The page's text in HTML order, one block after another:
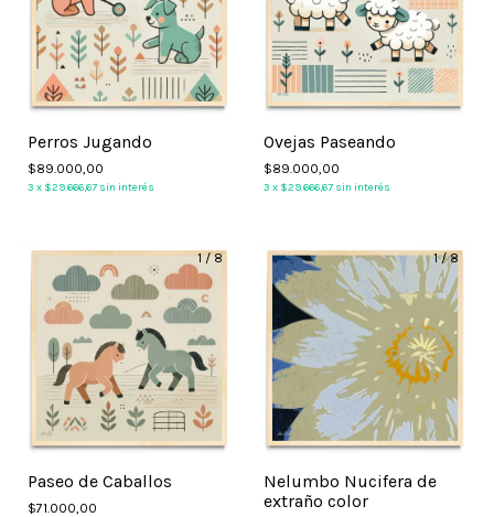
Perros Jugando
$89.000,00
3 x $29.666,67 sin interés
Ovejas Paseando
$89.000,00
3 x $29.666,67 sin interés
1/8
Paseo de Caballos
$71.000,00
1/8
Nelumbo Nucifera de
extraño color